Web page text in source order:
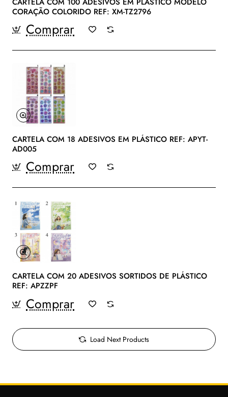
CORAÇÃO COLORIDO REF: XM-TZ2796
Comprar
CARTELA COM 18 ADESIVOS EM PLÁSTICO REF: APYT-
AD005
Comprar
CARTELA COM 20 ADESIVOS SORTIDOS DE PLÁSTICO
REF: APZZPF
Comprar
Load Next Products